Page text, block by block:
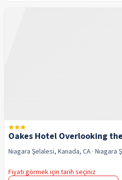
Oakes Hotel Overlooking
Niagara Şelalesi, Kanada, CA · Niagara
Fiyatı görmek için tarih seçiniz